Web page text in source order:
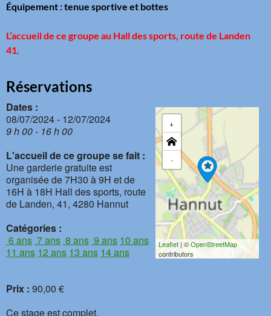
Équipement : tenue sportive et bottes
L’accueil de ce groupe au Hall des sports, route de Landen
41.
Réservations
+
-
Leaflet| ©OpenStreetMap
contributors
Dates :
08/07/2024 - 12/07/2024
9 h 00 - 16 h 00
L'accueil de ce groupe se fait :
Une garderie gratuite est
organisée de 7H30 à 9H et de
16H à 18H Hall des sports, route
de Landen, 41, 4280 Hannut
Catégories :
6 ans 7 ans 8 ans 9 ans 10 ans
11 ans 12 ans 13 ans 14 ans
Prix : 90,00 €
Ce stage est complet.